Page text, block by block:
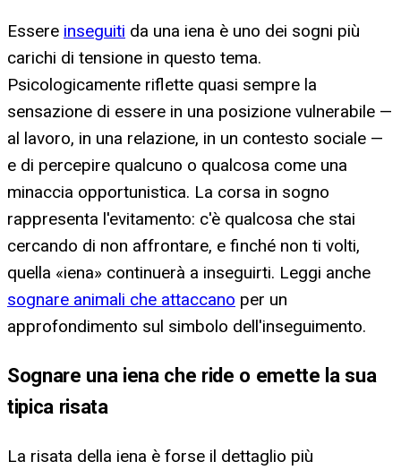
Essere inseguiti da una iena è uno dei sogni più
carichi di tensione in questo tema.
Psicologicamente riflette quasi sempre la
sensazione di essere in una posizione vulnerabile —
al lavoro, in una relazione, in un contesto sociale —
e di percepire qualcuno o qualcosa come una
minaccia opportunistica. La corsa in sogno
rappresenta l'evitamento: c'è qualcosa che stai
cercando di non affrontare, e finché non ti volti,
quella «iena» continuerà a inseguirti. Leggi anche
sognare animali che attaccano per un
approfondimento sul simbolo dell'inseguimento.
Sognare una iena che ride o emette la sua
tipica risata
La risata della iena è forse il dettaglio più